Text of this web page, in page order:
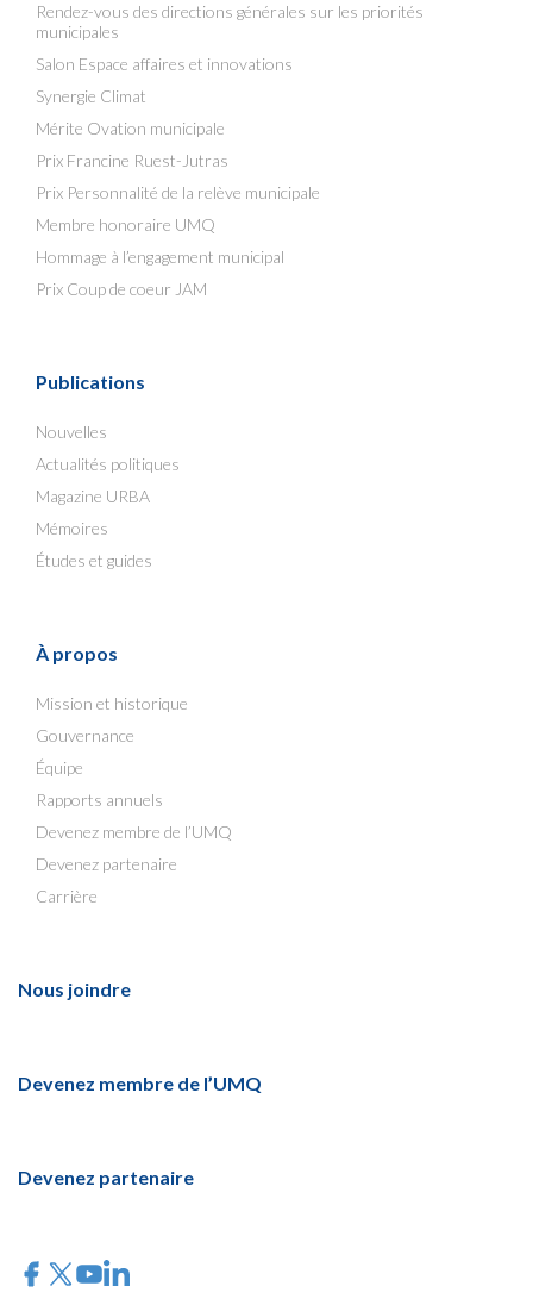
Rendez-vous des directions générales sur les priorités
municipales
Salon Espace affaires et innovations
Synergie Climat
Mérite Ovation municipale
Prix Francine Ruest-Jutras
Prix Personnalité de la relève municipale
Membre honoraire UMQ
Hommage à l’engagement municipal
Prix Coup de coeur JAM
Publications
Nouvelles
Actualités politiques
Magazine URBA
Mémoires
Études et guides
À propos
Mission et historique
Gouvernance
Équipe
Rapports annuels
Devenez membre de l’UMQ
Devenez partenaire
Carrière
Nous joindre
Devenez membre de l’UMQ
Devenez partenaire